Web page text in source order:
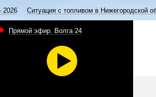
Ситуация с топливом в Нижегородской
Прямой эфир. Волга 24